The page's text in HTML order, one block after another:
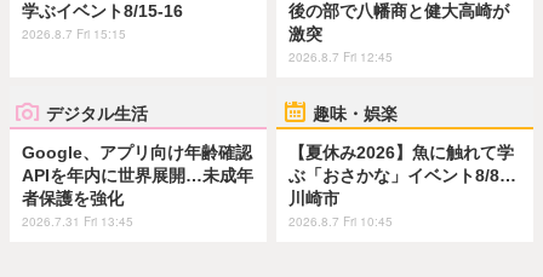
学ぶイベント8/15-16
2026.8.7 Fri 15:15
後の部で八幡商と健大高崎が
激突
2026.8.7 Fri 12:45
デジタル生活
Google、アプリ向け年齢確認
APIを年内に世界展開…未成年
者保護を強化
2026.7.31 Fri 13:45
趣味・娯楽
【夏休み2026】魚に触れて学
ぶ「おさかな」イベント8/8…
川崎市
2026.8.7 Fri 10:45